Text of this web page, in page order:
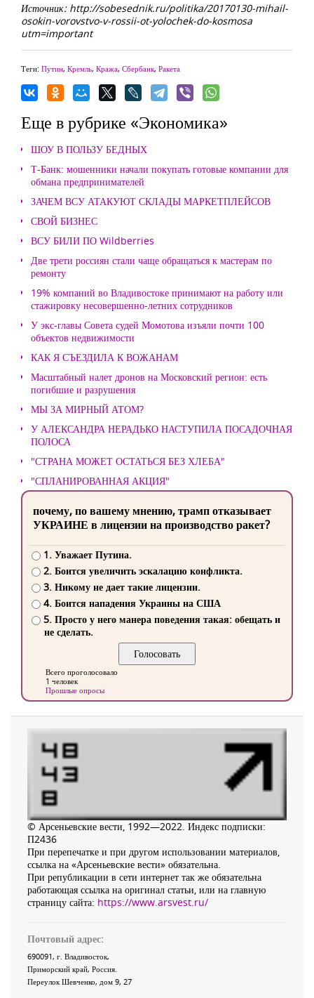
Источник: http://sobesednik.ru/politika/20170130-mihail-
osokin-vorovstvo-v-rossii-ot-yolochek-do-kosmosa
utm=important
Теги: Путин, Кремль, Кража, Сбербанк, Ракета
Еще в рубрике «Экономика»
ШОУ В ПОЛЬЗУ БЕДНЫХ
Т-Банк: мошенники начали покупать готовые компании для
обмана предпринимателей
ЗАЧЕМ ВСУ АТАКУЮТ СКЛАДЫ МАРКЕТПЛЕЙСОВ
СВОЙ БИЗНЕС
ВСУ БИЛИ ПО Wildberries
Две трети россиян стали чаще обращаться к мастерам по
ремонту
19% компаний во Владивостоке принимают на работу или
стажировку несовершенно-летних сотрудников
У экс-главы Совета судей Момотова изъяли почти 100
объектов недвижимости
КАК Я СЪЕЗДИЛА К ВОЖАНАМ
Масштабный налет дронов на Московский регион: есть
погибшие и разрушения
МЫ ЗА МИРНЫЙ АТОМ?
У АЛЕКСАНДРА НЕРАДЬКО НАСТУПИЛА ПОСАДОЧНАЯ
ПОЛОСА
"СТРАНА МОЖЕТ ОСТАТЬСЯ БЕЗ ХЛЕБА"
"СПЛАНИРОВАННАЯ АКЦИЯ"
почему, по вашему мнению, трамп отказывает
УКРАИНЕ в лицензии на производство ракет?
1. Уважает Путина.
2. Боится увеличить эскалацию конфликта.
3. Никому не дает такие лицензии.
4. Боится нападения Украины на США
5. Просто у него манера поведения такая: обещать и
не сделать.
Всего проголосовало
1 человек
Прошлые опросы
© Арсеньевские вести, 1992—2022. Индекс подписки:
П2436
При перепечатке и при другом использовании материалов,
ссылка на «Арсеньевские вести» обязательна.
При републикации в сети интернет так же обязательна
работающая ссылка на оригинал статьи, или на главную
страницу сайта: https://www.arsvest.ru/
Почтовый адрес:
690091, г. Владивосток,
Приморский край, Россия
Переулок Шевченко, дом 9, 27